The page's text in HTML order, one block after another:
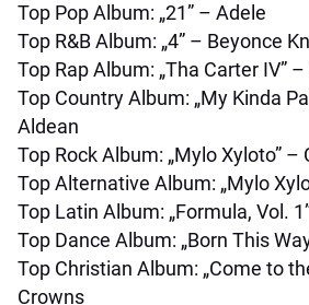
Top Pop Album: „21” – Adele
Top R&B Album: „4” – Beyonce
Top Rap Album: „Tha Carter IV”
Top Country Album: „My Kinda
Aldean
Top Rock Album: „Mylo Xyloto” –
Top Alternative Album: „Mylo
Top Latin Album: „Formula, Vol.
Top Dance Album: „Born This
Top Christian Album: „Come to
Crowns